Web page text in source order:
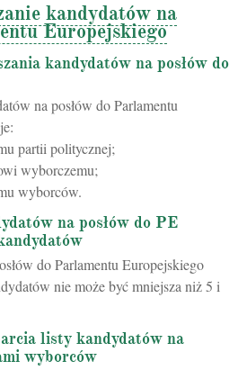
kandydatów na
Europejskiego
kandydatów na posłów do
na posłów do Parlamentu
partii politycznej;
wyborczemu;
wyborców.
na posłów do PE
do Parlamentu Europejskiego
nie może być mniejsza niż 5 i
listy kandydatów na
wyborców